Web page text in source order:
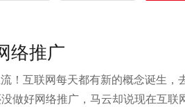
络推广
！互联网每天都有新的概念诞生，
做好网络推广，马云却说现在互